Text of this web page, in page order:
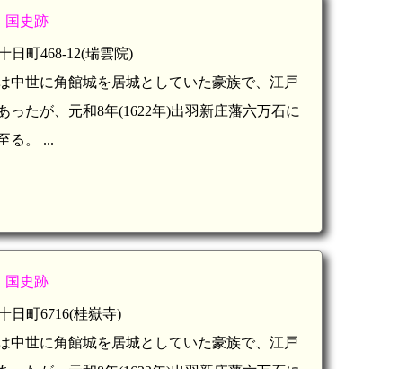
国史跡
日町468-12(瑞雲院)
中世に角館城を居城としていた豪族で、江戸
ったが、元和8年(1622年)出羽新庄藩六万石に
る。 ...
国史跡
日町6716(桂嶽寺)
中世に角館城を居城としていた豪族で、江戸